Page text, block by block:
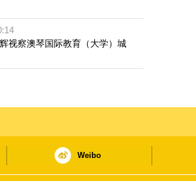
视察澳琴国际教育（大学）城
Weibo